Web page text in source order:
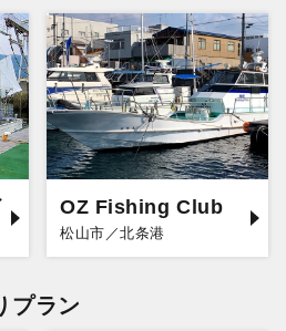
OZ Fishing Club
松山市／北条港
プラン